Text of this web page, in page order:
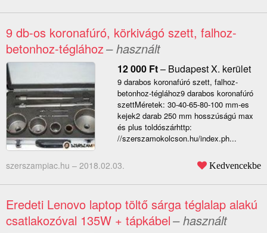
9 db-os koronafúró, körkivágó szett, falhoz-
betonhoz-téglához– használt
12 000 Ft– Budapest X. kerület
9 darabos koronafúró szett, falhoz-
betonhoz-téglához9 darabos koronafúró
szettMéretek: 30-40-65-80-100 mm-es
kejek2 darab 250 mm hosszúságú max
és plus toldószárhttp:
//szerszamokolcson.hu/index.ph...
szerszampiac.hu – 2018.02.03. Kedvencekbe
Eredeti Lenovo laptop töltő sárga téglalap alakú
csatlakozóval 135W + tápkábel– használt